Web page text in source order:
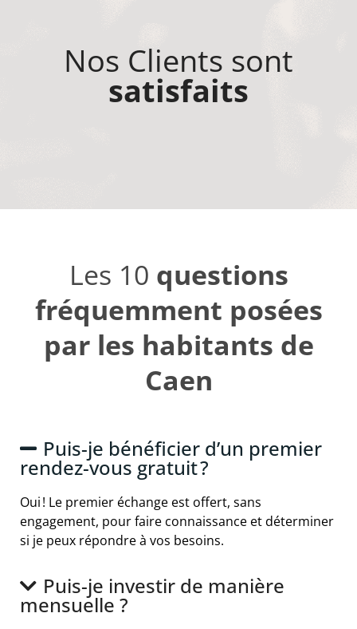
Nos Clients sont
satisfaits
Les 10 questions
fréquemment posées
par les habitants de
Caen
Puis-je bénéficier d’un premier
rendez-vous gratuit ?
Oui ! Le premier échange est offert, sans
engagement, pour faire connaissance et déterminer
si je peux répondre à vos besoins.
Puis-je investir de manière
mensuelle ?